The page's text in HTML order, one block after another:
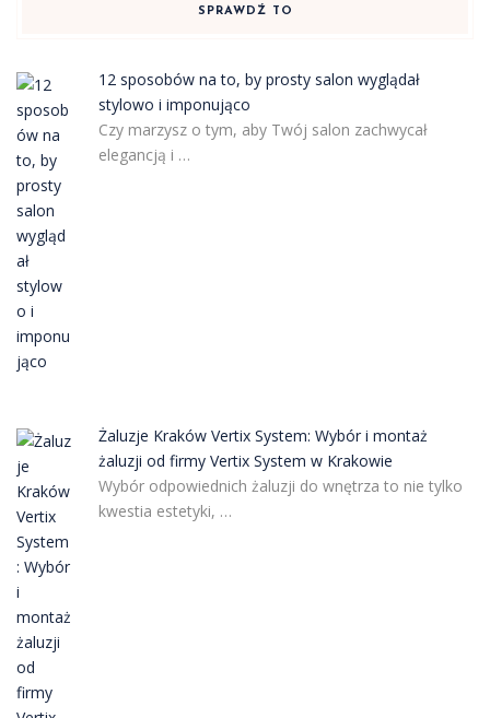
SPRAWDŹ TO
12 sposobów na to, by prosty salon wyglądał
stylowo i imponująco
Czy marzysz o tym, aby Twój salon zachwycał
elegancją i …
Żaluzje Kraków Vertix System: Wybór i montaż
żaluzji od firmy Vertix System w Krakowie
Wybór odpowiednich żaluzji do wnętrza to nie tylko
kwestia estetyki, …